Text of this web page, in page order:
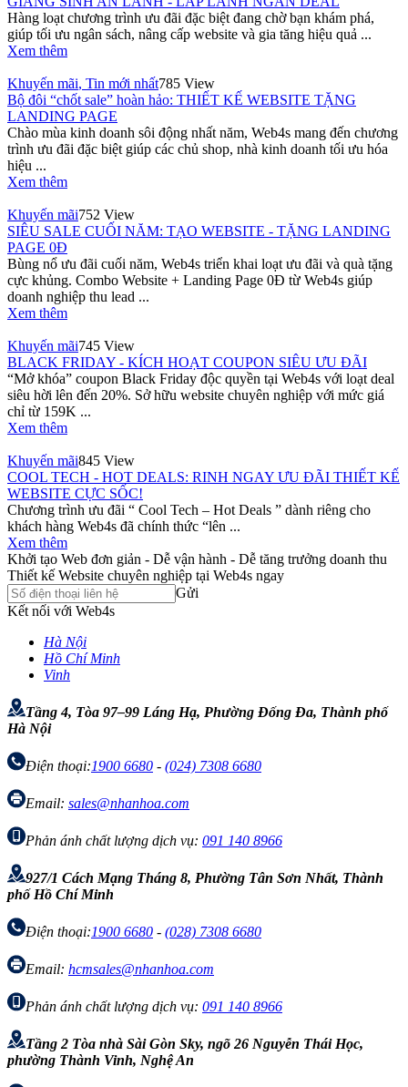
Hàng loạt chương trình ưu đãi đặc biệt đang chờ bạn khám phá,
giúp tối ưu ngân sách, nâng cấp website và gia tăng hiệu quả ...
Xem thêm
Khuyến mãi, Tin mới nhất785 View
Bộ đôi “chốt sale” hoàn hảo: THIẾT KẾ WEBSITE TẶNG
LANDING PAGE
Chào mùa kinh doanh sôi động nhất năm, Web4s mang đến chương
trình ưu đãi đặc biệt giúp các chủ shop, nhà kinh doanh tối ưu hóa
hiệu ...
Xem thêm
Khuyến mãi752 View
SIÊU SALE CUỐI NĂM: TẠO WEBSITE - TẶNG LANDING
PAGE 0Đ
Bùng nổ ưu đãi cuối năm, Web4s triển khai loạt ưu đãi và quà tặng
cực khủng. Combo Website + Landing Page 0Đ từ Web4s giúp
doanh nghiệp thu lead ...
Xem thêm
Khuyến mãi745 View
BLACK FRIDAY - KÍCH HOẠT COUPON SIÊU ƯU ĐÃI
“Mở khóa” coupon Black Friday độc quyền tại Web4s với loạt deal
siêu hời lên đến 20%. Sở hữu website chuyên nghiệp với mức giá
chỉ từ 159K ...
Xem thêm
Khuyến mãi845 View
COOL TECH - HOT DEALS: RINH NGAY ƯU ĐÃI THIẾT KẾ
WEBSITE CỰC SỐC!
Chương trình ưu đãi “ Cool Tech – Hot Deals ” dành riêng cho
khách hàng Web4s đã chính thức “lên ...
Xem thêm
Khởi tạo Web đơn giản - Dễ vận hành - Dễ tăng trưởng doanh thu
Thiết kế Website chuyên nghiệp tại Web4s ngay
Gửi
Kết nối với Web4s
Hà Nội
Hồ Chí Minh
Vinh
Tầng 4, Tòa 97–99 Láng Hạ, Phường Đống Đa, Thành phố
Hà Nội
Điện thoại:1900 6680 - (024) 7308 6680
Email: sales@nhanhoa.com
Phản ánh chất lượng dịch vụ: 091 140 8966
927/1 Cách Mạng Tháng 8, Phường Tân Sơn Nhất, Thành
phố Hồ Chí Minh
Điện thoại:1900 6680 - (028) 7308 6680
Email: hcmsales@nhanhoa.com
Phản ánh chất lượng dịch vụ: 091 140 8966
Tầng 2 Tòa nhà Sài Gòn Sky, ngõ 26 Nguyễn Thái Học,
phường Thành Vinh, Nghệ An